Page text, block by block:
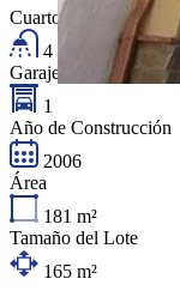
Cuartos de baño
4
Garaje
1
Año de Construcción
2006
Área
181 m²
Tamaño del Lote
165 m²